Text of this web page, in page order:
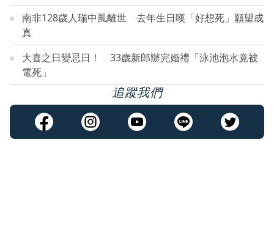
南非128歲人瑞中風離世 去年生日嘆「好想死」願望成
真
大喜之日變忌日！ 33歲新郎辦完婚禮「泳池泡水竟被
電死」
追蹤我們